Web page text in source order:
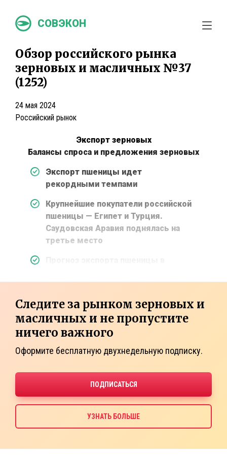
СОВЭКОН
Обзор российского рынка
зерновых и масличных №37
(1252)
24 мая 2024
Российский рынок
Экспорт зерновых
Балансы спроса и предложения зерновых
Экспорт пшеницы идет
рекордными темпами
Крупнейшие покупатели российской
пшеницы — Египет и Турция.
Саудовская Аравия поднялась на
третье место
Следите за рынком зерновых и
масличных и не пропустите
ничего важного
Оформите бесплатную двухнедельную подписку.